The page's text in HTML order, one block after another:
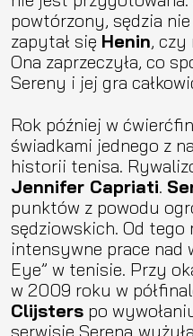
powtórzony, sędzia
zapytał się Henin, czy
Ona zaprzeczyła, co
Sereny i jej gra
Rok później w
świadkami jednego z
historii tenisa.
Jennifer Capriati.
punktów z powodu
sędziowskich. Od
intensywne prace nad
Eye” w tenisie. Przy
w 2009 roku w
Clijsters po
serwisie Serena